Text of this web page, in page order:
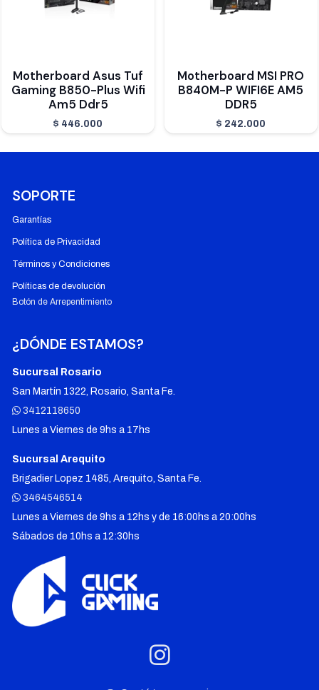
Motherboard Asus Tuf
Gaming B850-Plus Wifi
Am5 Ddr5
$ 446.000
Motherboard MSI PRO
B840M-P WIFI6E AM5
DDR5
$ 242.000
SOPORTE
Garantías
Política de Privacidad
Términos y Condiciones
Políticas de devolución
Botón de Arrepentimiento
¿DÓNDE ESTAMOS?
Sucursal Rosario
San Martín 1322, Rosario, Santa Fe.
3412118650
Lunes a Viernes de 9hs a 17hs
Sucursal Arequito
Brigadier Lopez 1485, Arequito, Santa Fe.
3464546514
Lunes a Viernes de 9hs a 12hs y de 16:00hs a 20:00hs
Sábados de 10hs a 12:30hs